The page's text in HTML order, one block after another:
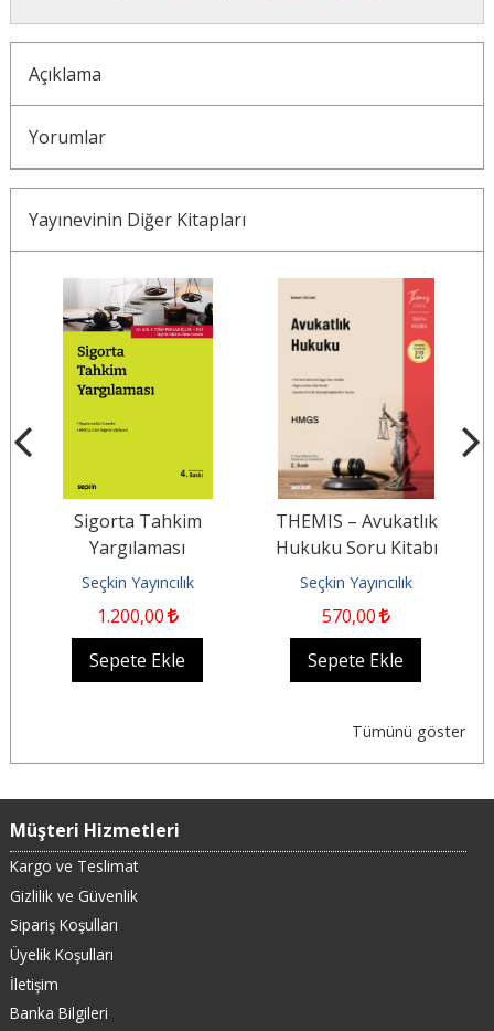
Açıklama
Yorumlar
Yayınevinin Diğer Kitapları
Sigorta Tahkim
Yargılaması
Seçkin Yayıncılık
1.200,00
Sepete Ekle
THEMIS – Avukatlık
Hukuku Soru Kitabı
Seçkin Yayıncılık
570,00
Sepete Ekle
Tümünü göster
Müşteri Hizmetleri
Kargo ve Teslimat
Gizlilik ve Güvenlik
Sipariş Koşulları
Üyelik Koşulları
İletişim
Banka Bilgileri